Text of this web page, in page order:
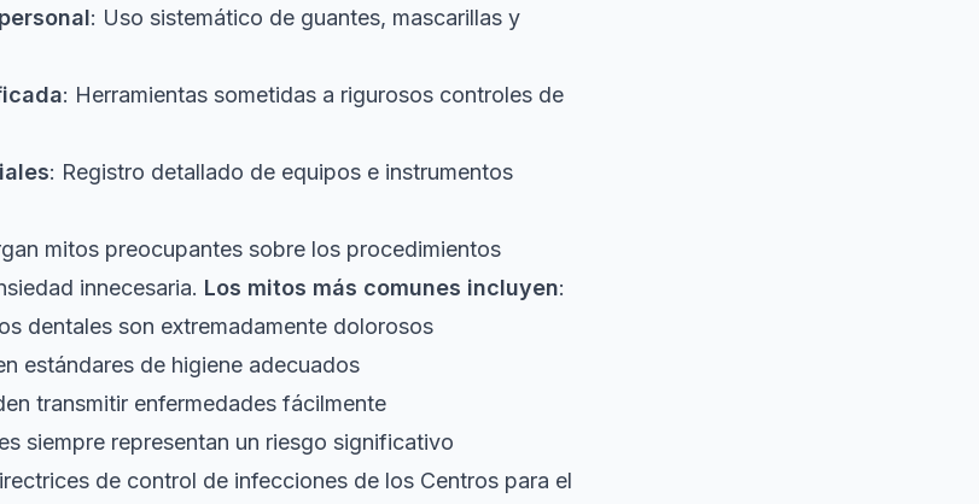
: Uso sistemático de guantes, mascarillas y
: Herramientas sometidas a rigurosos controles de
: Registro detallado de equipos e instrumentos
mitos preocupantes sobre los procedimientos
innecesaria. Los mitos más comunes incluyen:
dentales son extremadamente dolorosos
estándares de higiene adecuados
transmitir enfermedades fácilmente
siempre representan un riesgo significativo
de control de infecciones de los Centros para el